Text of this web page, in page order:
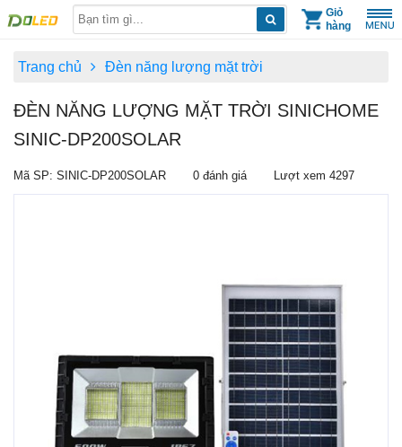
Giỏ
hàng
Trang chủ Đèn năng lượng mặt trời
ĐÈN NĂNG LƯỢNG MẶT TRỜI SINICHOME
SINIC-DP200SOLAR
Mã SP: SINIC-DP200SOLAR 0 đánh giá Lượt xem 4297